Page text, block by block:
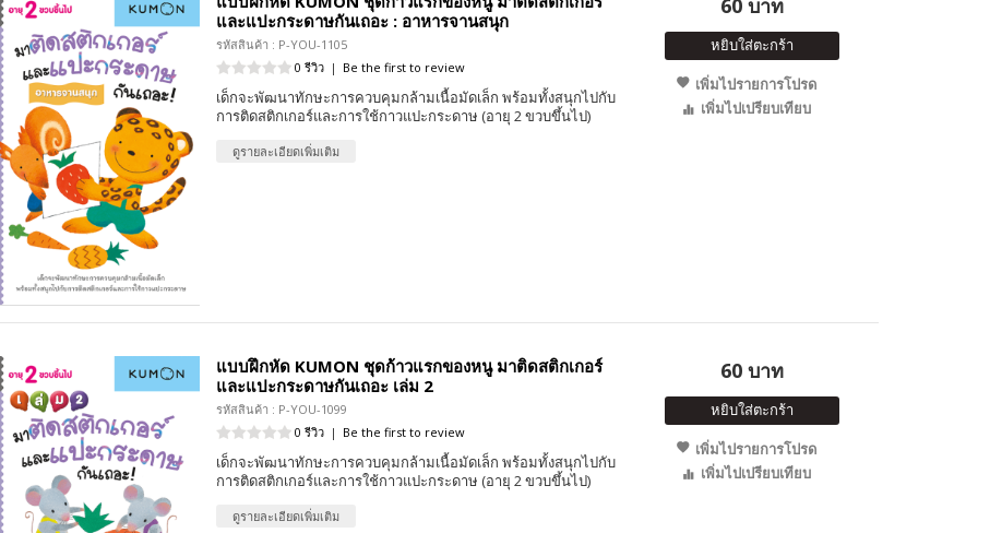
และแปะกระดาษกันเถอะ : อาหารจานสนุก
รหัสสินค้า : P-YOU-1105
0 รีวิว | Be the first to review
เด็กจะพัฒนาทักษะการควบคุมกล้ามเนื้อมัดเล็ก พร้อมทั้งสนุกไปกับ
การติดสติกเกอร์และการใช้กาวแปะกระดาษ (อายุ 2 ขวบขึ้นไป)
ดูรายละเอียดเพิ่มเติม
หยิบใส่ตะกร้า
เพิ่มไปรายการโปรด
เพิ่มไปเปรียบเทียบ
แบบฝึกหัด KUMON ชุดก้าวแรกของหนู มาติดสติกเกอร์
และแปะกระดาษกันเถอะ เล่ม 2
รหัสสินค้า : P-YOU-1099
0 รีวิว | Be the first to review
เด็กจะพัฒนาทักษะการควบคุมกล้ามเนื้อมัดเล็ก พร้อมทั้งสนุกไปกับ
การติดสติกเกอร์และการใช้กาวแปะกระดาษ (อายุ 2 ขวบขึ้นไป)
ดูรายละเอียดเพิ่มเติม
60 บาท
หยิบใส่ตะกร้า
เพิ่มไปรายการโปรด
เพิ่มไปเปรียบเทียบ